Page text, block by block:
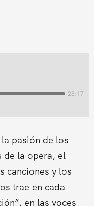
-28:17
pasión de los
de la opera, el
canciones y los
trae en cada
en las voces